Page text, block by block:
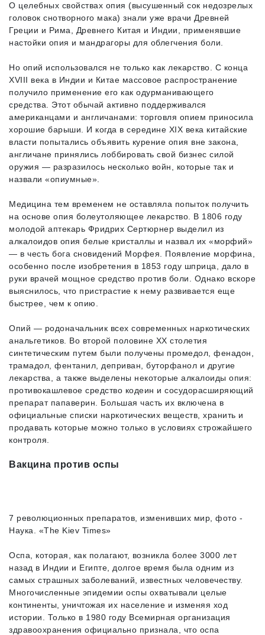
О целебных свойствах опия (высушенный сок недозрелых
головок снотворного мака) знали уже врачи Древней
Греции и Рима, Древнего Китая и Индии, применявшие
настойки опия и мандрагоры для облегчения боли.
Но опий использовался не только как лекарство. С конца
XVIII века в Индии и Китае массовое распространение
получило применение его как одурманивающего
средства. Этот обычай активно поддерживался
американцами и англичанами: торговля опием приносила
хорошие барыши. И когда в середине XIX века китайские
власти попытались объявить курение опия вне закона,
англичане принялись лоббировать свой бизнес силой
оружия — разразилось несколько войн, которые так и
назвали «опиумные».
Медицина тем временем не оставляла попыток получить
на основе опия болеутоляющее лекарство. В 1806 году
молодой аптекарь Фридрих Сертюрнер выделил из
алкалоидов опия белые кристаллы и назвал их «морфий»
— в честь бога сновидений Морфея. Появление морфина,
особенно после изобретения в 1853 году шприца, дало в
руки врачей мощное средство против боли. Однако вскоре
выяснилось, что пристрастие к нему развивается еще
быстрее, чем к опию.
Опий — родоначальник всех современных наркотических
анальгетиков. Во второй половине XX столетия
синтетическим путем были получены промедол, фенадон,
трамадол, фентанил, деприван, буторфанол и другие
лекарства, а также выделены некоторые алкалоиды опия:
противокашлевое средство кодеин и сосудорасширяющий
препарат папаверин. Большая часть их включена в
официальные списки наркотических веществ, хранить и
продавать которые можно только в условиях строжайшего
контроля.
Вакцина против оспы
7 революционных препаратов, изменивших мир, фото -
Наука. «The Kiev Times»
Оспа, которая, как полагают, возникла более 3000 лет
назад в Индии и Египте, долгое время была одним из
самых страшных заболеваний, известных человечеству.
Многочисленные эпидемии оспы охватывали целые
континенты, уничтожая их население и изменяя ход
истории. Только в 1980 году Всемирная организация
здравоохранения официально признала, что оспа